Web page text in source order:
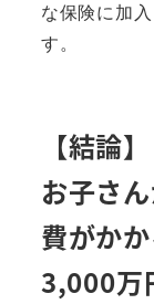
な保険に加
す。
【結論】
お子さん
費がか
3,000万